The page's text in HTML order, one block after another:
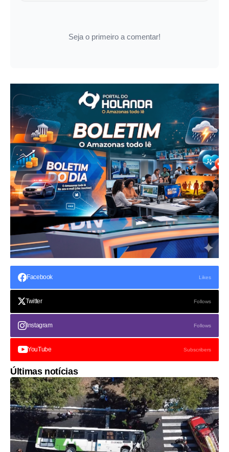
Seja o primeiro a comentar!
Facebook Likes
Twitter Follows
Instagram Follows
YouTube Subscribers
Últimas notícias